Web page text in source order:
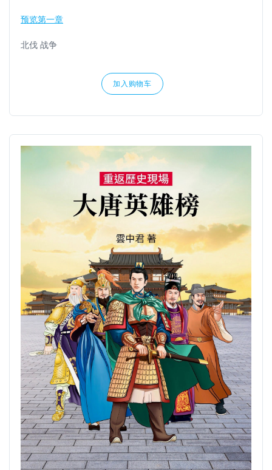
预览第一章
北伐 战争
加入购物车